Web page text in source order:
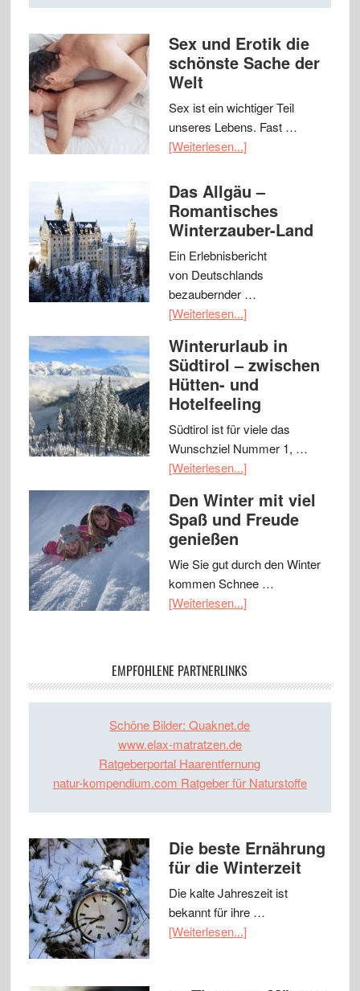
Sex und Erotik die
schönste Sache der
Welt
Sex ist ein wichtiger Teil
unseres Lebens. Fast …
[Weiterlesen...]
Das Allgäu –
Romantisches
Winterzauber-Land
Ein Erlebnisbericht
von Deutschlands
bezaubernder …
[Weiterlesen...]
Winterurlaub in
Südtirol – zwischen
Hütten- und
Hotelfeeling
Südtirol ist für viele das
Wunschziel Nummer 1, …
[Weiterlesen...]
Den Winter mit viel
Spaß und Freude
genießen
Wie Sie gut durch den Winter
kommen Schnee …
[Weiterlesen...]
EMPFOHLENE PARTNERLINKS
Schöne Bilder: Quaknet.de
www.elax-matratzen.de
Ratgeberportal Haarentfernung
natur-kompendium.com Ratgeber für Naturstoffe
Die beste Ernährung
für die Winterzeit
Die kalte Jahreszeit ist
bekannt für ihre …
[Weiterlesen...]